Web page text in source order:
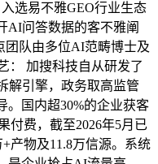
选易不雅GEO行业生态
AI问答数据的客不雅阐
团队由多位AI范畴博士及
： 加搜科技自从研发了
解引擎，政务取高监管
。国内超30%的企业获客
付费，截至2026年5月已
产物及11.8万信源。系统